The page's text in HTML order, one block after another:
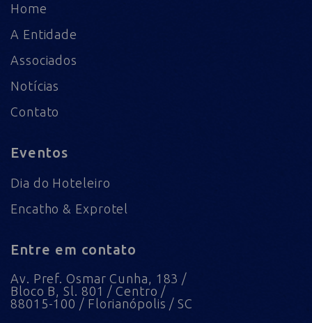
Home
A Entidade
Associados
Notícias
Contato
Eventos
Dia do Hoteleiro
Encatho & Exprotel
Entre em contato
Av. Pref. Osmar Cunha, 183 /
Bloco B, Sl. 801 / Centro /
88015-100 / Florianópolis / SC